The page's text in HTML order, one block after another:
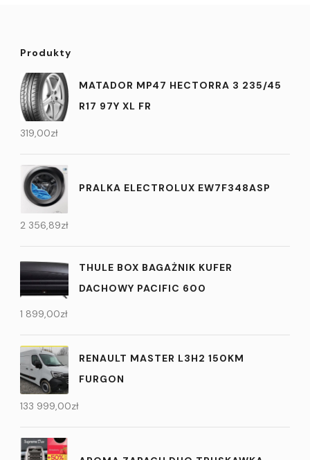
Produkty
MATADOR MP47 HECTORRA 3 235/45
R17 97Y XL FR
319,00zł
PRALKA ELECTROLUX EW7F348ASP
2 356,89zł
THULE BOX BAGAŻNIK KUFER
DACHOWY PACIFIC 600
1 899,00zł
RENAULT MASTER L3H2 150KM
FURGON
133 999,00zł